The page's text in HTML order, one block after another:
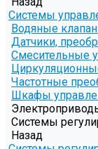
Системы
Водяные
Датчики,
Смесительные
Частотные
Шкафы
Системы
Назад